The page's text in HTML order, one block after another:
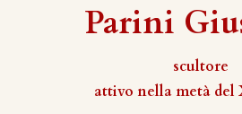
Parini
scultore
attivo nella metà del